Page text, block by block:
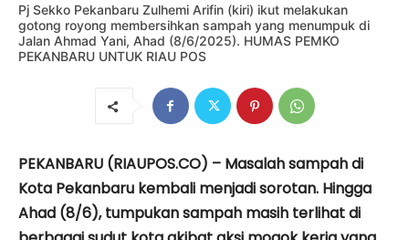
Pj Sekko Pekanbaru Zulhemi Arifin (kiri) ikut melakukan
gotong royong membersihkan sampah yang menumpuk di
Jalan Ahmad Yani, Ahad (8/6/2025). HUMAS PEMKO
PEKANBARU UNTUK RIAU POS
PEKANBARU (RIAUPOS.CO) – Masalah sampah di
Kota Pekanbaru kembali menjadi sorotan. Hingga
Ahad (8/6), tumpukan sampah masih terlihat di